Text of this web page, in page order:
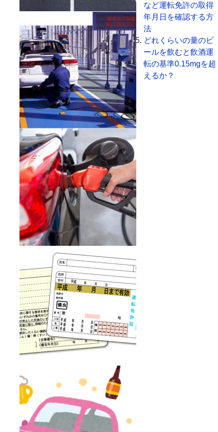
など運転免許の取得
年月日を確認する方
法
どれくらいの量のビ
ールを飲むと飲酒運
転の基準0.15mgを超
えるか？